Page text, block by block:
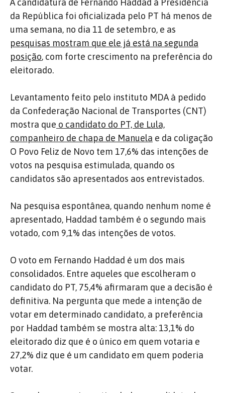
A candidatura de Fernando Haddad à Presidência
da República foi oficializada pelo PT há menos de
uma semana, no dia 11 de setembro, e as
pesquisas mostram que ele já está na segunda
posição, com forte crescimento na preferência do
eleitorado.
Levantamento feito pelo instituto MDA à pedido
da Confederação Nacional de Transportes (CNT)
mostra que o candidato do PT, de Lula,
companheiro de chapa de Manuela e da coligação
O Povo Feliz de Novo tem 17,6% das intenções de
votos na pesquisa estimulada, quando os
candidatos são apresentados aos entrevistados.
Na pesquisa espontânea, quando nenhum nome é
apresentado, Haddad também é o segundo mais
votado, com 9,1% das intenções de votos.
O voto em Fernando Haddad é um dos mais
consolidados. Entre aqueles que escolheram o
candidato do PT, 75,4% afirmaram que a decisão é
definitiva. Na pergunta que mede a intenção de
votar em determinado candidato, a preferência
por Haddad também se mostra alta: 13,1% do
eleitorado diz que é o único em quem votaria e
27,2% diz que é um candidato em quem poderia
votar.